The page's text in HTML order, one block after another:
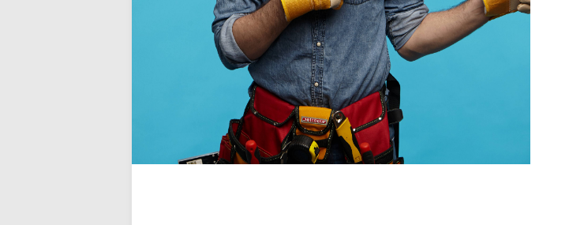
Utilisé principalement dans la construction et
la rénovation pour les travaux de plâtrage et
de maçonnerie. L'outil est conçu pour
appliquer et lisser avec précision et efficacité
des matériaux de construction tels que le
plâtre ou le ciment.
Deliverytime
€14,50
Incl. TVA